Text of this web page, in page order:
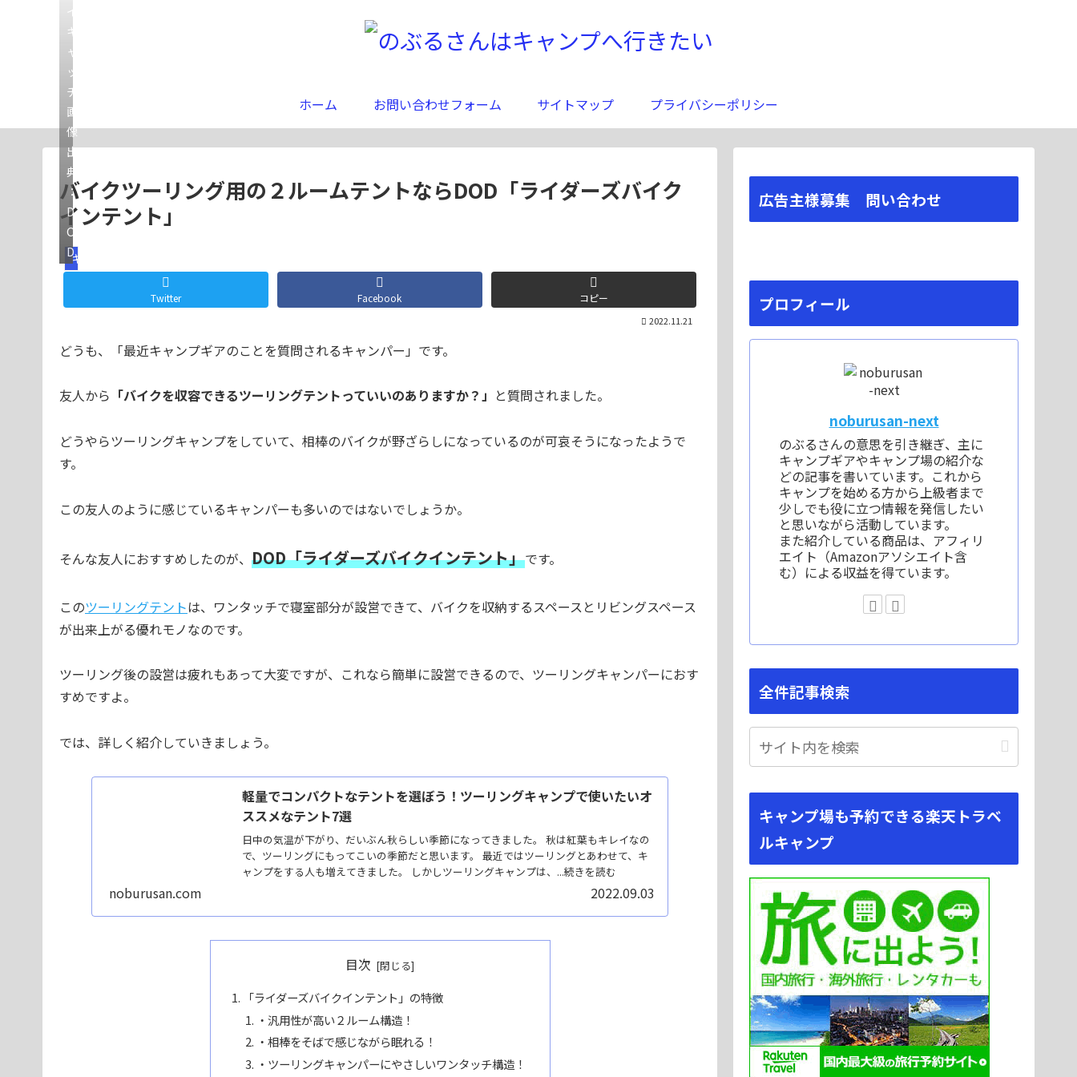
ホーム お問い合わせフォーム サイトマップ プライバシーポリシー
バイクツーリング用の２ルームテントならDOD「ライダーズバイク
インテント」
ギア
イ
キ
ャ
ッ
チ
画
像
出
典
：
D
O
D
Twitter Facebook コピー
2022.11.21
どうも、「最近キャンプギアのことを質問されるキャンパー」です。
友人から 「バイクを収容できるツーリングテントっていいのありますか？」 と質問されました。
どうやらツーリングキャンプをしていて、相棒のバイクが野ざらしになっているのが可哀そうになったようで
す。
この友人のように感じているキャンパーも多いのではないでしょうか。
そんな友人におすすめしたのが、 DOD「ライダーズバイクインテント」です。
このツーリングテントは、ワンタッチで寝室部分が設営できて、バイクを収納するスペースとリビングスペース
が出来上がる優れモノなのです。
ツーリング後の設営は疲れもあって大変ですが、これなら簡単に設営できるので、ツーリングキャンパーにおす
すめですよ。
では、詳しく紹介していきましょう。
軽量でコンパクトなテントを選ぼう！ツーリングキャンプで使いたいオ
ススメなテント7選
日中の気温が下がり、だいぶん秋らしい季節になってきました。 秋は紅葉もキレイなの
で、ツーリングにもってこいの季節だと思います。 最近ではツーリングとあわせて、キ
ャンプをする人も増えてきました。 しかしツーリングキャンプは、...続きを読む
noburusan.com 2022.09.03
目次
「ライダーズバイクインテント」の特徴
・汎用性が高い２ルーム構造！
・相棒をそばで感じながら眠れる！
・ツーリングキャンパーにやさしいワンタッチ構造！
広告主様募集 問い合わせ
プロフィール
noburusan-next
のぶるさんの意思を引き継ぎ、主に
キャンプギアやキャンプ場の紹介な
どの記事を書いています。これから
キャンプを始める方から上級者まで
少しでも役に立つ情報を発信したい
と思いながら活動しています。
また紹介している商品は、アフィリ
エイト（Amazonアソシエイト含
む）による収益を得ています。
全件記事検索
キャンプ場も予約できる楽天トラベ
ルキャンプ